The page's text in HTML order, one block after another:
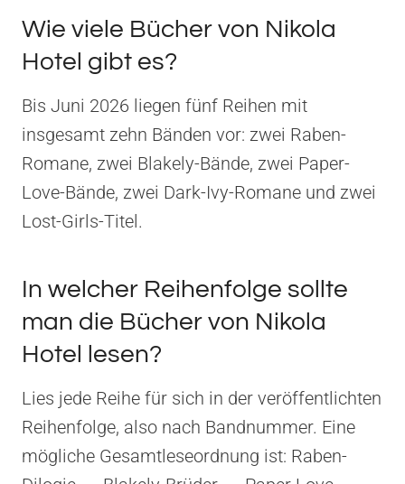
Wie viele Bücher von Nikola
Hotel gibt es?
Bis Juni 2026 liegen fünf Reihen mit
insgesamt zehn Bänden vor: zwei Raben-
Romane, zwei Blakely-Bände, zwei Paper-
Love-Bände, zwei Dark-Ivy-Romane und zwei
Lost-Girls-Titel.
In welcher Reihenfolge sollte
man die Bücher von Nikola
Hotel lesen?
Lies jede Reihe für sich in der veröffentlichten
Reihenfolge, also nach Bandnummer. Eine
mögliche Gesamtleseordnung ist: Raben-